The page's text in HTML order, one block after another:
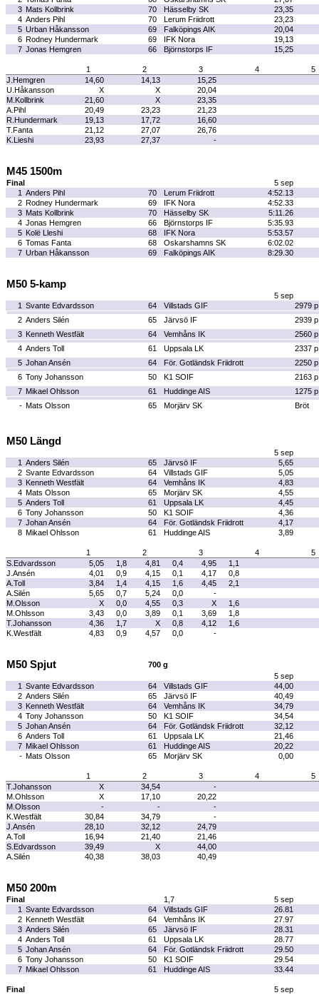
3 Mats Kollbrink 70 Hässelby SK
23,35
4 Anders Pihl 70 Lerum Friidrott
23,23
5 Urban Håkansson 69 Falköpings AIK
20,04
6 Rodney Hundermark 69 IFK Nora
19,13
7 Jonas Hemgren 66 Björnstorps IF 15,25
1 2 3 4
5
J.Hemgren
14,60 14,13
15,25
U.Håkansson
X X
20,04
M.Kollbrink
21,60 X
23,35
A.Pihl
20,49 23,23
21,23
R.Hundermark
19,13 17,72
16,60
T.Fanta
21,12 27,07
26,76
K.Lieshi
23,93 27,37 -
M45 1500m
Final
5 sep
1 Anders Pihl 70 Lerum Friidrott
4:52.13
2 Rodney Hundermark 69 IFK Nora
4:52.33
3 Mats Kollbrink 70 Hässelby SK
5:11.26
4 Jonas Hemgren 66 Björnstorps IF
5:35.93
5 Kolë Lleshi 68 IFK Nora
5:53.57
6 Tomas Fanta 68 Oskarshamns SK
6:02.02
7 Urban Håkansson 69 Falköpings AIK 8:29.30
M50 5-kamp
5 sep
1 Svante Edvardsson 64 Villstads GIF
2979 p
2 Anders Silén 65 Järvsö IF
2939 p
3 Kenneth Westfält 64 Vemhåns IK
2560 p
4 Anders Toll 61 Uppsala LK
2337 p
5 Johan Ansén 64 För. Gotländsk Friidrott
2250 p
6 Tony Johansson 50 K1 SOIF
2163 p
7 Mikael Ohlsson 61 Huddinge AIS
1275 p
- Mats Olsson 65 Morjärv SK Bröt
M50 Längd
5 sep
1 Anders Silén 65 Järvsö IF
5,65
2 Svante Edvardsson 64 Villstads GIF
5,05
3 Kenneth Westfält 64 Vemhåns IK
4,83
4 Mats Olsson 65 Morjärv SK
4,55
5 Anders Toll 61 Uppsala LK
4,45
6 Tony Johansson 50 K1 SOIF
4,36
7 Johan Ansén 64 För. Gotländsk Friidrott
4,17
8 Mikael Ohlsson 61 Huddinge AIS 3,89
1 2 3 4
5
S.Edvardsson
5,05 1,8 4,81 0,4 4,95
1,1
J.Ansén
4,01 0,9 4,15 0,1 4,17
0,8
A.Toll
3,84 1,4 4,15 1,6 4,45
2,1
A.Silén
5,65 0,7 5,24 0,0
-
M.Olsson
X 0,0 4,55 0,3 X
1,6
M.Ohlsson
3,43 0,0 3,89 0,1 3,69
1,8
T.Johansson
4,36 1,7 X 0,8 4,12
1,6
K.Westfält
4,83 0,9 4,57 0,0 -
M50 Spjut
700 g
5 sep
1 Svante Edvardsson 64 Villstads GIF
44,00
2 Anders Silén 65 Järvsö IF
40,49
3 Kenneth Westfält 64 Vemhåns IK
34,79
4 Tony Johansson 50 K1 SOIF
34,54
5 Johan Ansén 64 För. Gotländsk Friidrott
32,12
6 Anders Toll 61 Uppsala LK
21,46
7 Mikael Ohlsson 61 Huddinge AIS
20,22
- Mats Olsson 65 Morjärv SK 0,00
1 2 3 4
5
T.Johansson
X 34,54
-
M.Ohlsson
X 17,10
20,22
M.Olsson
- -
-
K.Westfält
30,84 34,79
-
J.Ansén
28,10 32,12
24,79
A.Toll
16,94 21,40
21,46
S.Edvardsson
39,49 X
44,00
A.Silén
40,38 38,03 40,49
M50 200m
Final 1,7
5 sep
1 Svante Edvardsson 64 Villstads GIF
26.81
2 Kenneth Westfält 64 Vemhåns IK
27.97
3 Anders Silén 65 Järvsö IF
28.31
4 Anders Toll 61 Uppsala LK
28.77
5 Johan Ansén 64 För. Gotländsk Friidrott
29.50
6 Tony Johansson 50 K1 SOIF
29.54
7 Mikael Ohlsson 61 Huddinge AIS 33.44
Final 5 sep